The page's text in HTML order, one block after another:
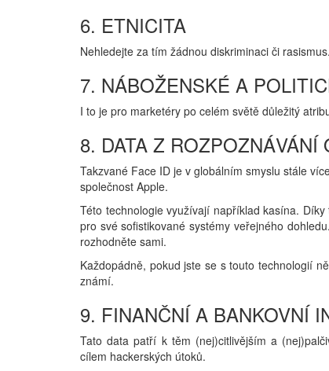
6. ETNICITA
Nehledejte za tím žádnou diskriminaci či
7. NÁBOŽENSKÉ A
I to je pro marketéry po celém světě důležitý
8. DATA Z ROZPOZNÁVÁNÍ
Takzvané Face ID je v globálním smyslu stále
společnost Apple.
Této technologie využívají například kasína.
pro své sofistikované systémy veřejného
rozhodněte sami.
Každopádně, pokud jste se s touto technologií
známí.
9. FINANČNÍ A BANKOVNÍ
Tato data patří k těm (nej)citlivějším a
cílem hackerských útoků.